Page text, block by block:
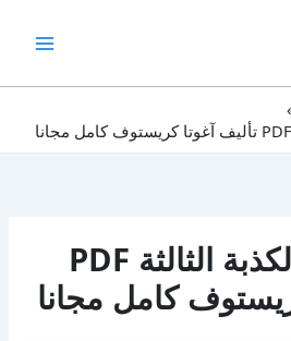
تحميل كتاب الكذبة الثالثة PDF
كامل مجانا